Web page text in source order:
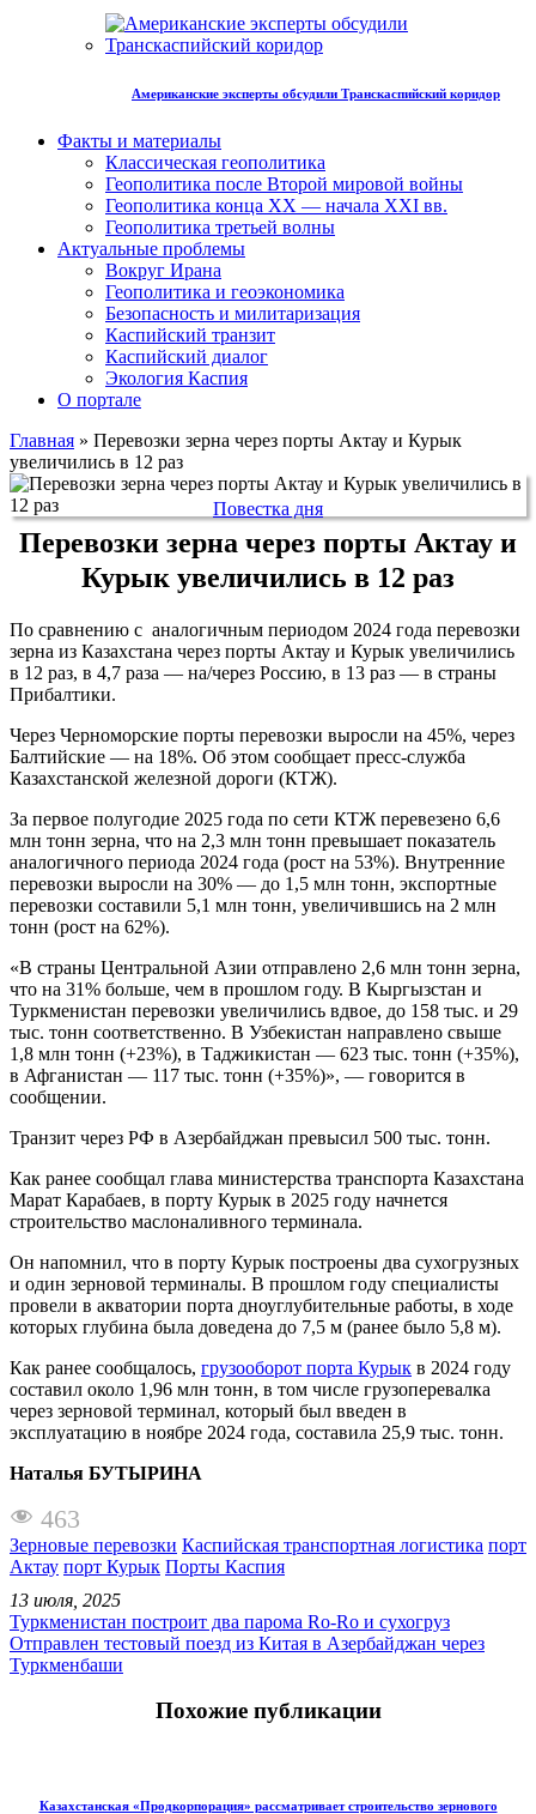
Американские эксперты обсудили Транскаспийский коридор
Факты и материалы
Классическая геополитика
Геополитика после Второй мировой войны
Геополитика конца XX — начала XXI вв.
Геополитика третьей волны
Актуальные проблемы
Вокруг Ирана
Геополитика и геоэкономика
Безопасность и милитаризация
Каспийский транзит
Каспийский диалог
Экология Каспия
О портале
Главная » Перевозки зерна через порты Актау и Курык
увеличились в 12 раз
Повестка дня
Перевозки зерна через порты Актау и
Курык увеличились в 12 раз
По сравнению с аналогичным периодом 2024 года перевозки
зерна из Казахстана через порты Актау и Курык увеличились
в 12 раз, в 4,7 раза — на/через Россию, в 13 раз — в страны
Прибалтики.
Через Черноморские порты перевозки выросли на 45%, через
Балтийские — на 18%. Об этом сообщает пресс-служба
Казахстанской железной дороги (КТЖ).
За первое полугодие 2025 года по сети КТЖ перевезено 6,6
млн тонн зерна, что на 2,3 млн тонн превышает показатель
аналогичного периода 2024 года (рост на 53%). Внутренние
перевозки выросли на 30% — до 1,5 млн тонн, экспортные
перевозки составили 5,1 млн тонн, увеличившись на 2 млн
тонн (рост на 62%).
«В страны Центральной Азии отправлено 2,6 млн тонн зерна,
что на 31% больше, чем в прошлом году. В Кыргызстан и
Туркменистан перевозки увеличились вдвое, до 158 тыс. и 29
тыс. тонн соответственно. В Узбекистан направлено свыше
1,8 млн тонн (+23%), в Таджикистан — 623 тыс. тонн (+35%),
в Афганистан — 117 тыс. тонн (+35%)», — говорится в
сообщении.
Транзит через РФ в Азербайджан превысил 500 тыс. тонн.
Как ранее сообщал глава министерства транспорта Казахстана
Марат Карабаев, в порту Курык в 2025 году начнется
строительство маслоналивного терминала.
Он напомнил, что в порту Курык построены два сухогрузных
и один зерновой терминалы. В прошлом году специалисты
провели в акватории порта дноуглубительные работы, в ходе
которых глубина была доведена до 7,5 м (ранее было 5,8 м).
Как ранее сообщалось, грузооборот порта Курык в 2024 году
составил около 1,96 млн тонн, в том числе грузоперевалка
через зерновой терминал, который был введен в
эксплуатацию в ноябре 2024 года, составила 25,9 тыс. тонн.
Наталья БУТЫРИНА
463
Зерновые перевозки Каспийская транспортная логистика порт
Актау порт Курык Порты Каспия
13 июля, 2025
Туркменистан построит два парома Ro-Ro и сухогруз
Отправлен тестовый поезд из Китая в Азербайджан через
Туркменбаши
Похожие публикации
Казахстанская «Продкорпорация» рассматривает строительство зернового